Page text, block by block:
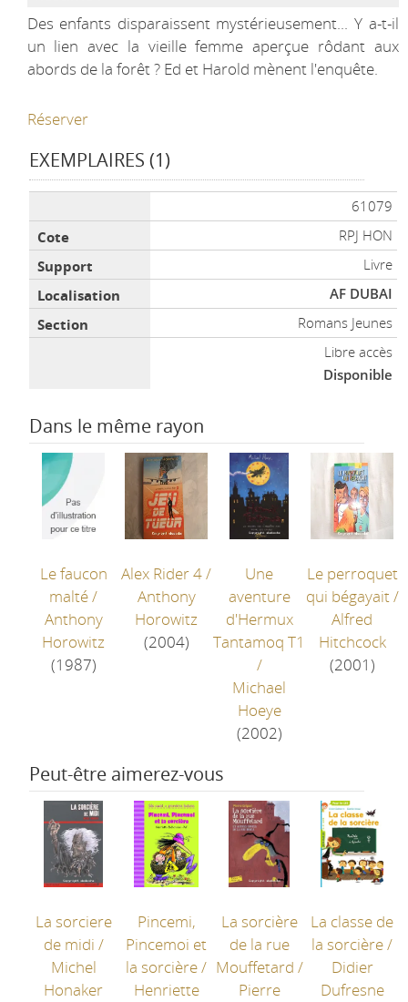
Des enfants disparaissent mystérieusement... Y a-t-il
un lien avec la vieille femme aperçue rôdant aux
abords de la forêt ? Ed et Harold mènent l'enquête.
Réserver
EXEMPLAIRES (1)
61079
RPJ HON
Livre
AF DUBAI
Romans Jeunes
Libre accès
Disponible
Dans le même rayon
Le faucon
malté/
Anthony
Horowitz
(1987)
Alex Rider 4/
Anthony
Horowitz
(2004)
Une
aventure
d'Hermux
Tantamoq T1
/
Michael
Hoeye
(2002)
Le perroquet
qui bégayait/
Alfred
Hitchcock
(2001)
Peut-être aimerez-vous
La sorciere
de midi /
Michel
Honaker
Pincemi,
Pincemoi et
la sorcière/
Henriette
La sorcière
de la rue
Mouffetard /
Pierre
La classe de
la sorcière/
Didier
Dufresne